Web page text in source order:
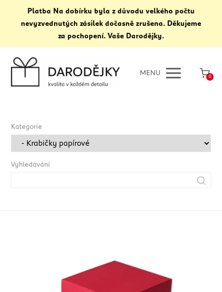
Platba Na dobírku byla z důvodu velkého počtu
nevyzvednutých zásilek dočasně zrušena. Děkujeme
za pochopení. Vaše Darodějky.
MENU
0
Kategorie
Vyhledávání